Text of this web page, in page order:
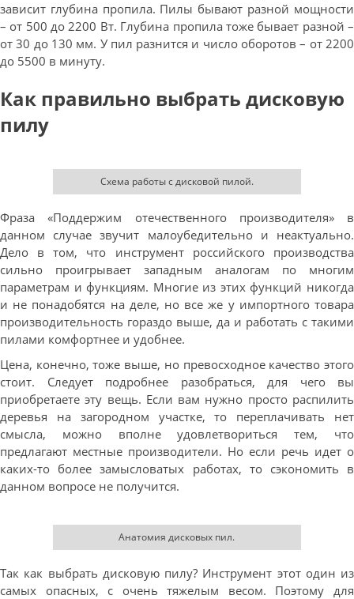
зависит глубина пропила. Пилы бывают разной мощности
– от 500 до 2200 Вт. Глубина пропила тоже бывает разной –
от 30 до 130 мм. У пил разнится и число оборотов – от 2200
до 5500 в минуту.
Как правильно выбрать дисковую
пилу
Схема работы с дисковой пилой.
Фраза «Поддержим отечественного производителя» в
данном случае звучит малоубедительно и неактуально.
Дело в том, что инструмент российского производства
сильно проигрывает западным аналогам по многим
параметрам и функциям. Многие из этих функций никогда
и не понадобятся на деле, но все же у импортного товара
производительность гораздо выше, да и работать с такими
пилами комфортнее и удобнее.
Цена, конечно, тоже выше, но превосходное качество этого
стоит. Следует подробнее разобраться, для чего вы
приобретаете эту вещь. Если вам нужно просто распилить
деревья на загородном участке, то переплачивать нет
смысла, можно вполне удовлетвориться тем, что
предлагают местные производители. Но если речь идет о
каких-то более замысловатых работах, то сэкономить в
данном вопросе не получится.
Анатомия дисковых пил.
Так как выбрать дисковую пилу? Инструмент этот один из
самых опасных, с очень тяжелым весом. Поэтому для